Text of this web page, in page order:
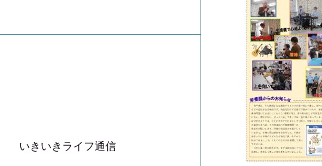
いきいきライフ通信